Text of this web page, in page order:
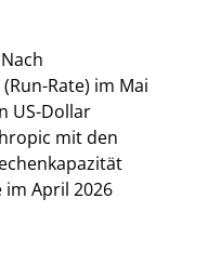
Rate) im Mai
US-Dollar
mit den
April 2026